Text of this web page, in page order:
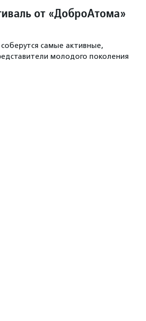
от «ДоброАтома»
самые активные,
молодого поколения